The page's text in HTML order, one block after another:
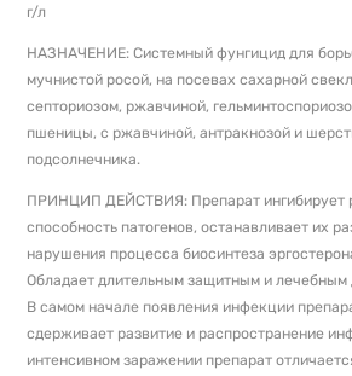
г/л
НАЗНАЧЕНИЕ: Системный фунгицид для
мучнистой росой, на посевах сахарной
септориозом, ржавчиной,
пшеницы, с ржавчиной, антракнозой и
подсолнечника.
ПРИНЦИП ДЕЙСТВИЯ: Препарат ингибирует
способность патогенов, останавливает их
нарушения процесса биосинтеза
Обладает длительным защитным и лечебным
В самом начале появления инфекции
сдерживает развитие и распространение
интенсивном заражении препарат